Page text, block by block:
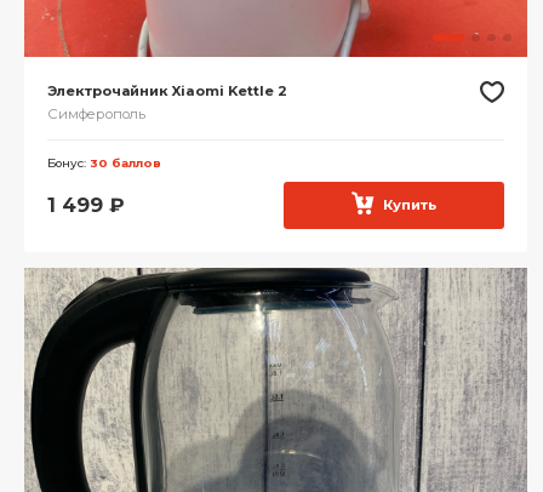
Электрочайник Xiaomi Kettle 2
Симферополь
Бонус: 30 баллов
1 499 ₽ Купить